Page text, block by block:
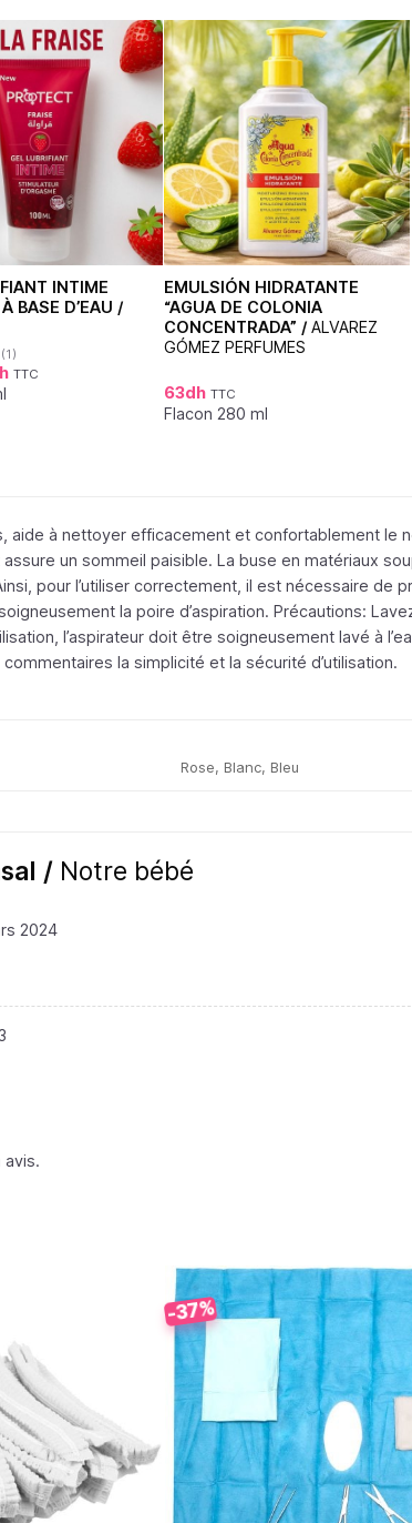
INTIME
BASE D’EAU /
(1)
TTC
EMULSIÓN HIDRATANTE
“AGUA DE COLONIA
CONCENTRADA” /ALVAREZ
GÓMEZ PERFUMES
63dh TTC
Flacon 280 ml
aide à nettoyer efficacement et confortablement le
un sommeil paisible. La buse en matériaux
pour l’utiliser correctement, il est nécessaire de
la poire d’aspiration. Précautions:
l’aspirateur doit être soigneusement lavé à
la simplicité et la sécurité d’utilisation.
Rose, Blanc, Bleu
/ Notre bébé
2024
avis.
-37%